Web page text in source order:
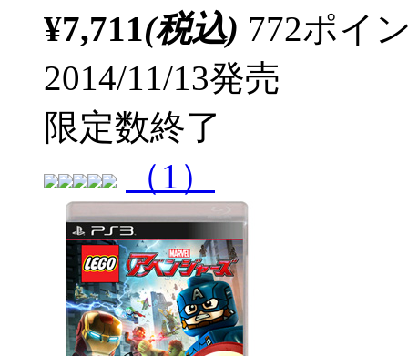
¥7,711(税込) 772ポイ
2014/11/13発売
限定数終了
（1）